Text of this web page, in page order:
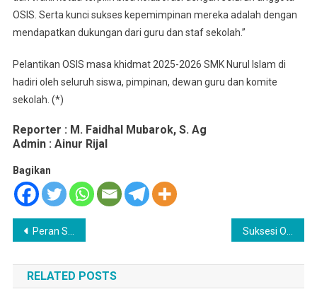
OSIS. Serta kunci sukses kepemimpinan mereka adalah dengan
mendapatkan dukungan dari guru dan staf sekolah.”
Pelantikan OSIS masa khidmat 2025-2026 SMK Nurul Islam di
hadiri oleh seluruh siswa, pimpinan, dewan guru dan komite
sekolah. (*)
Reporter : M. Faidhal Mubarok, S. Ag
Admin : Ainur Rijal
Bagikan
Navigasi
pos
Peran Siswa dalam Menghilangkan Bullying di Sekolah
RELATED POSTS